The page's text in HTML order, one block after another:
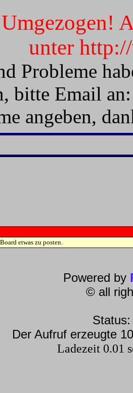
unter
Probleme
bitte Email
angeben,
etwas zu posten.
Powered by
© all
Der Aufruf erzeugte
Ladezeit 0.01